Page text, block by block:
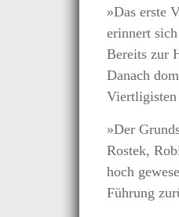
»Das erste
erinnert
Bereits zur
Danach
Viertligisten
»Der
Rostek,
hoch
Führung